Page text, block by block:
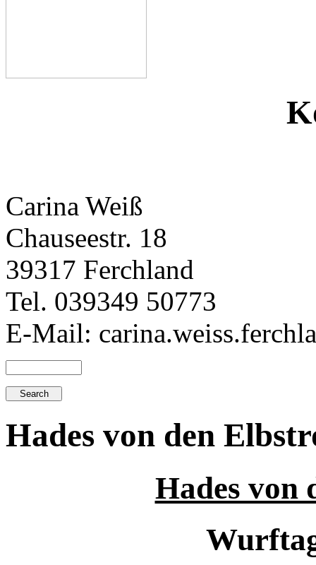
Carina Weiß
Chauseestr. 18
39317 Ferchland
Tel. 039349 50773
E-Mail:
Hades von den
Hades von